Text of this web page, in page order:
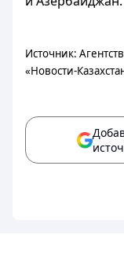
Источник:
«Новости-